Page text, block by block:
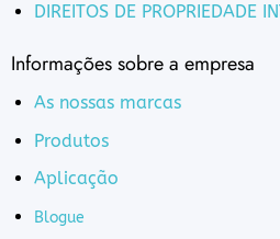
DIREITOS DE PROPRIEDADE
Informações sobre a empresa
As nossas marcas
Produtos
Aplicação
Blogue